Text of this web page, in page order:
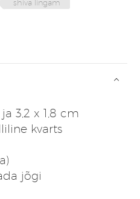
shiva lingam
3,2 x 1,8 cm
kvarts
jõgi